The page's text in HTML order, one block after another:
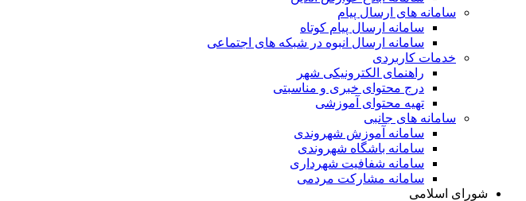
سامانه های ارسال پیام
سامانه ارسال پیام کوتاه
سامانه ارسال انبوه در شبکه های اجتماعی
خدمات کاربردی
راهنمای الکترونیکی شهر
درج محتوای خبری و مناسبتی
تهیه محتوای آموزشی
سامانه های جانبی
سامانه آموزش شهروندی
سامانه باشگاه شهروندی
سامانه شفافیت شهرداری
سامانه مشارکت مردمی
شورای اسلامی